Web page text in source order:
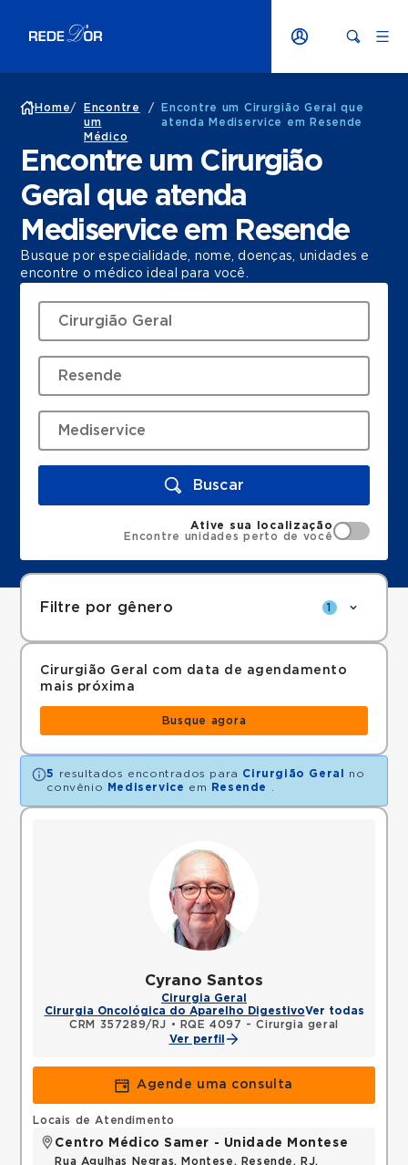
Home/
Encontre
um
Médico
/
Encontre um Cirurgião Geral que
atenda Mediservice em Resende
Encontre um Cirurgião
Geral que atenda
Mediservice em Resende
Busque por especialidade, nome, doenças, unidades e
encontre o médico ideal para você.
Buscar
Ative sua localização
Encontre unidades perto de você
Filtre por gênero 1
Cirurgião Geral com data de agendamento
mais próxima
Busque agora
5 resultados encontrados para Cirurgião Geral
no
convênio
Mediservice em Resende
Cyrano Santos
Cirurgia Geral
Cirurgia Oncológica do Aparelho DigestivoVer todas
CRM 357289/RJ •
RQE 4097 - Cirurgia geral
Ver perfil
Agende uma consulta
Locais de Atendimento
Centro Médico Samer - Unidade Montese
Rua Agulhas Negras, Montese, Resende, RJ,